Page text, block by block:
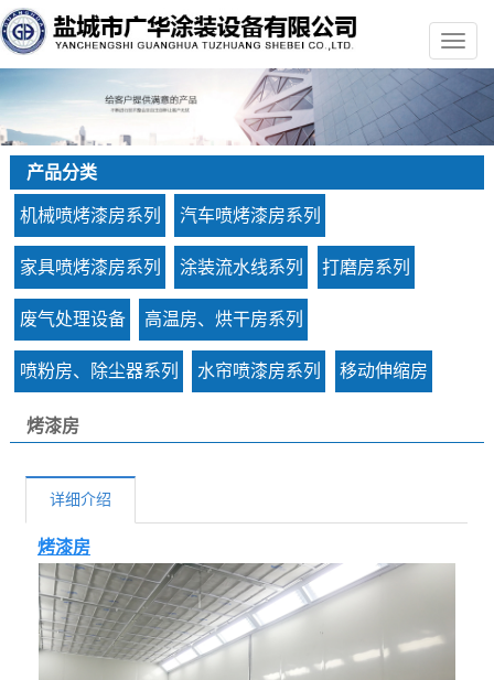
产品分类
机械喷烤漆房系列 汽车喷烤漆房系列
家具喷烤漆房系列 涂装流水线系列 打磨房系列
废气处理设备 高温房、烘干房系列
喷粉房、除尘器系列 水帘喷漆房系列 移动伸缩房
烤漆房
详细介绍
烤漆房